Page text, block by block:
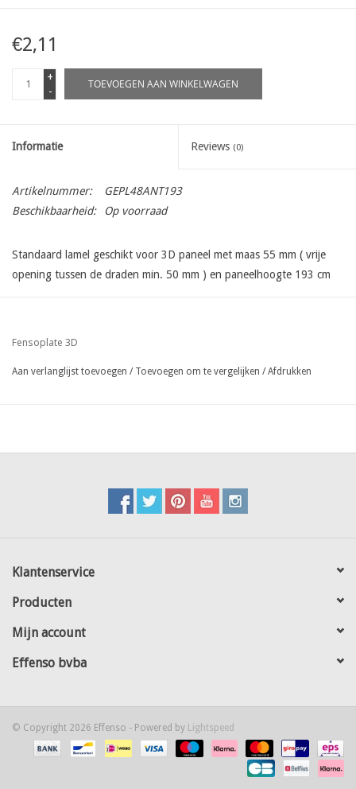
€2,11
+
-
TOEVOEGEN AAN WINKELWAGEN
Informatie Reviews (0)
Artikelnummer:
GEPL48ANT193
Beschikbaarheid:
Op voorraad
Standaard lamel geschikt voor 3D paneel met maas 55 mm ( vrije
opening tussen de draden min. 50 mm ) en paneelhoogte 193 cm
Fensoplate 3D
Aan verlanglijst toevoegen / Toevoegen om te vergelijken /Afdrukken
Klantenservice
Producten
Mijn account
Effenso bvba
© Copyright 2026 Effenso - Powered by Lightspeed